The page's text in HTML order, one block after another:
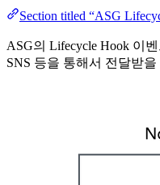
Section titled “ASG
ASG의 Lifecycle Hook 이
SNS 등을 통해서 전달받을